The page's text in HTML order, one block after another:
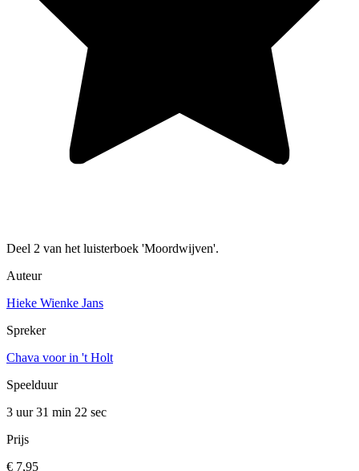
Deel 2 van het luisterboek 'Moordwijven'.
Auteur
Hieke Wienke Jans
Spreker
Chava voor in 't Holt
Speelduur
3 uur 31 min 22 sec
Prijs
€ 7,95